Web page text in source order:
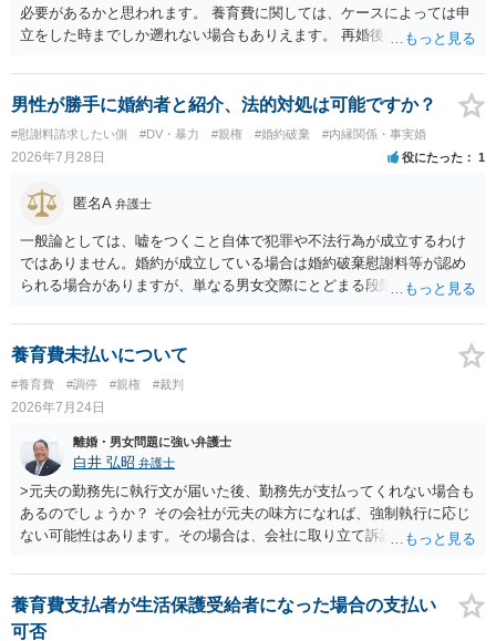
必要があるかと思われます。 養育費に関しては、ケースによっては申
立をした時までしか遡れない場合もありえます。 再婚後の相手方の行
養育費に関するやりとり等があればそちらについても確認する必要が
あるでしょう。 公開相談の場での回答よりも個別に弁護士にご相談さ
男性が勝手に婚約者と紹介、法的対処は可能ですか？
#慰謝料請求したい側 #DV・暴力 #親権 #婚約破棄 #内縁関係・事実婚
2026年7月28日 役にたった 1
匿名A 弁護士
一般論としては、嘘をつくこと自体で犯罪や不法行為が成立するわけ
ではありません。婚約が成立している場合は婚約破棄慰謝料等が認め
られる場合がありますが、単なる男女交際にとどまる段階の場合、独
慰謝料は生じないことが多いと思われます。 お怒りはごもっともです
が、仮に交際を進めたとしても後に相手を信頼できなくなる可能性が
高かったということですので、むしろ結婚しなくてよかったと割り切
って、交際を終わらせるのがよいと思います。
養育費未払いについて
#養育費 #調停 #親権 #裁判
2026年7月24日
離婚・男女問題に強い弁護士
白井 弘昭 弁護士
>元夫の勤務先に執行文が届いた後、勤務先が支払ってくれない場合も
あるのでしょうか？ その会社が元夫の味方になれば、強制執行に応じ
ない可能性はあります。その場合は、会社に取り立て訴訟を行うこと
押さえ、元夫名義の車の差し押さえ競売などを検討します。 ＞何もで
きなかった場合は、公正証書の原本は戻ってくるのでしょうか？ 取れ
ても取れなくても、執行裁判所に原本の還付請求を行えば還付されま
養育費支払者が生活保護受給者になった場合の支払い
可否